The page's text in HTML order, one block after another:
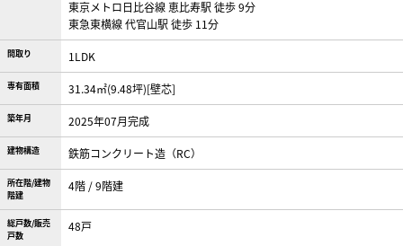
東京メトロ日比谷線 恵比寿駅 徒歩 9分
東急東横線 代官山駅 徒歩 11分
間取り 1LDK
専有面積 31.34㎡(9.48坪)[壁芯]
築年月 2025年07月完成
建物構造 鉄筋コンクリート造（RC）
所在階/建物
階建
4階 / 9階建
総戸数/販売
戸数
48戸